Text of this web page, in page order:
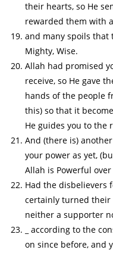
their hearts, so He
rewarded them with
and many spoils that
Mighty, Wise.
Allah had promised
receive, so He gave
hands of the people
this) so that it
He guides you to the
And (there is)
your power as yet,
Allah is Powerful
Had the disbelievers
certainly turned their
neither a supporter
_ according to the
on since before, and